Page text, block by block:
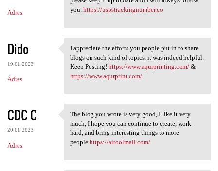
Adres
you. https://uspstrackingnumber.co
Dido
19.01.2023
Adres
I appreciate the efforts you
I appreciate the efforts you people put in to share
blogs on such kind of topics, it was indeed helpful.
Keep Posting! https://www.aqurprinting.com/&
https://www.aqurprint.com/
CDC C
20.01.2023
Adres
The blog you wrote is very
The blog you wrote is very good, I like it very
much, I hope you can continue to create, work
hard, and bring interesting things to more
people.https://aitoolmall.com/